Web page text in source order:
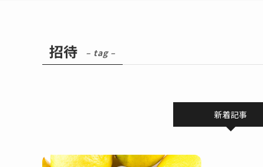
招待 – tag –
新着記事